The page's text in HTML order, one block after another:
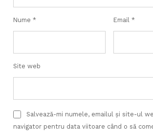
Nume * Email *
Site web
Salvează-mi numele, emailul și site-ul
navigator pentru data viitoare când o să